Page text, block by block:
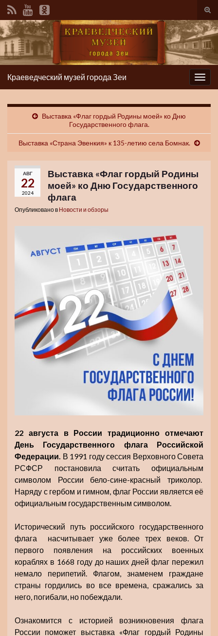
Вкл/
Вкл/
выкл
Краеведческий музей города Зеи
Выставка «Флаг гордый Родины моей» ко Дню
Государственного флага.
Выставка «Страна Эвенкия» к 135-летию села Бомнак.
АВГ
22
2024
Выставка «Флаг гордый Родины
моей» ко Дню Государственного
флага
Опубликовано в Новости и обзоры
22 августа в России традиционно отмечают
День Государственного флага Российской
Федерации. В 1991 году сессия Верховного Совета
РСФСР постановила считать официальным
символом России бело-сине-красный триколор.
Наряду с гербом и гимном, флаг России является её
официальным государственным символом.
Исторический путь российского государственного
флага насчитывает уже более трех веков. От
первого появления на российских военных
кораблях в 1668 году до наших дней флаг пережил
немало перипетий. Флагом, знаменем граждане
страны гордились во все времена, сражались за
него, погибали, но побеждали.
Ознакомится с историей возникновения флага
России поможет выставка «Флаг гордый Родины